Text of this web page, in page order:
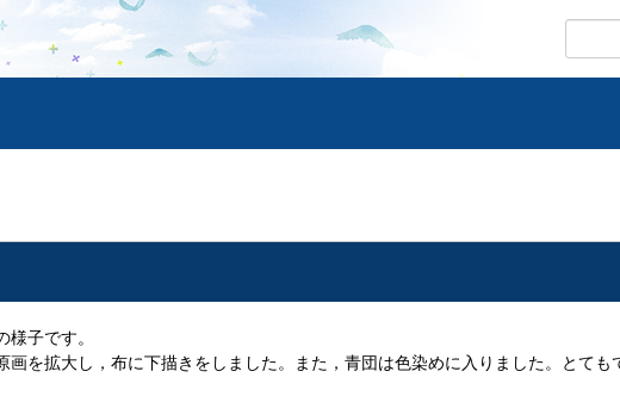
子です。
画を拡大し，布に下描きをしました。また，青団は色染めに入りました。とても